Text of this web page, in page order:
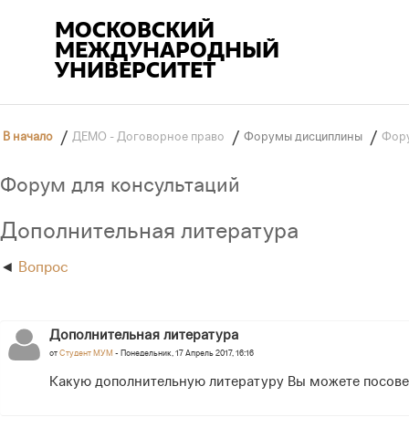
МОСКОВСКИЙ
МЕЖДУНАРОДНЫЙ
УНИВЕРСИТЕТ
В начало / ДЕМО - Договорное право / Форумы дисциплины /
Форум для консультаций
Дополнительная литература
Вопрос
Дополнительная литература
отСтудент МУМ - Понедельник, 17 Апрель 2017, 16:16
Какую дополнительную литературу Вы можете